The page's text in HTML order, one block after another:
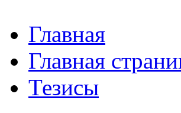
Главная
Главная
Тезисы